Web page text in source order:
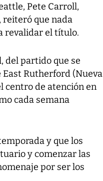
Pete Carroll,
reiteró que nada
revalidar el título.
del partido que se
Rutherford (Nueva
centro de atención en
cada semana
y que los
y comenzar las
por ser los